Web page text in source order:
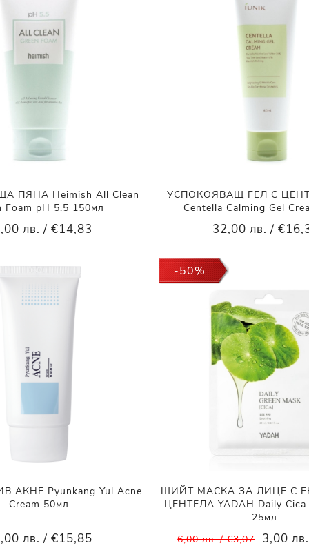
ПЯНА Heimish All Clean
Foam pH 5.5 150мл
лв. / €14,83
УСПОКОЯВАЩ ГЕЛ С
Centella Calming Gel
32,00 лв. /
АКНЕ Pyunkang Yul Acne
Cream 50мл
лв. / €15,85
-50%
ШИЙТ МАСКА ЗА ЛИЦЕ С
ЦЕНТЕЛА YADAH Daily Cica
25мл.
6,00 лв. / €3,07
3,00